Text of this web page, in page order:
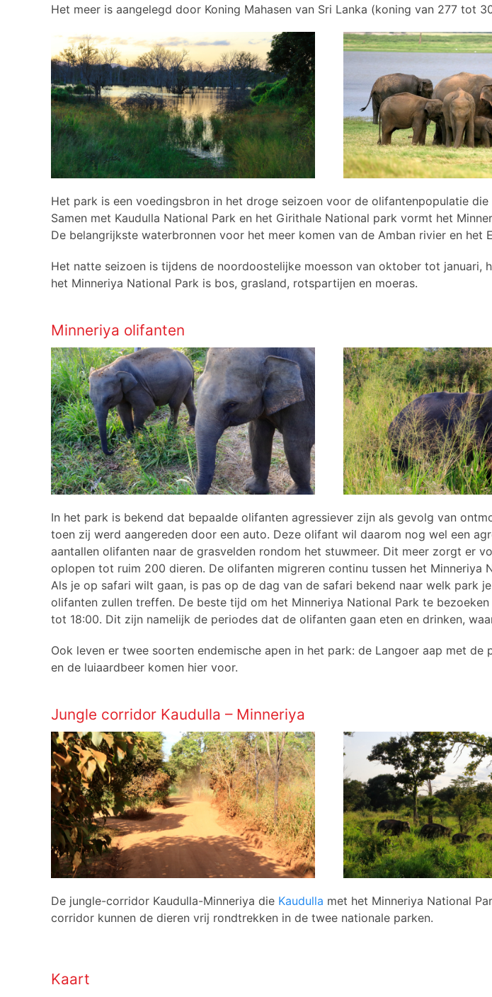
Het meer is aangelegd door Koning Mahasen van Sri Lanka (koning van 277 tot
Het park is een voedingsbron in het droge seizoen voor de olifantenpopulatie
Samen met Kaudulla National Park en het Girithale National park vormt het
De belangrijkste waterbronnen voor het meer komen van de Amban rivier en het
Het natte seizoen is tijdens de noordoostelijke moesson van oktober tot januari,
het Minneriya National Park is bos, grasland, rotspartijen en moeras.
Minneriya olifanten
In het park is bekend dat bepaalde olifanten agressiever zijn als gevolg van
toen zij werd aangereden door een auto. Deze olifant wil daarom nog wel een
aantallen olifanten naar de grasvelden rondom het stuwmeer. Dit meer zorgt er
oplopen tot ruim 200 dieren. De olifanten migreren continu tussen het Minneriya
Als je op safari wilt gaan, is pas op de dag van de safari bekend naar welk park
olifanten zullen treffen. De beste tijd om het Minneriya National Park te
tot 18:00. Dit zijn namelijk de periodes dat de olifanten gaan eten en drinken,
Ook leven er twee soorten endemische apen in het park: de Langoer aap met
en de luiaardbeer komen hier voor.
Jungle corridor Kaudulla – Minneriya
De jungle-corridor Kaudulla-Minneriya die Kaudulla met het Minneriya National
corridor kunnen de dieren vrij rondtrekken in de twee nationale parken.
Kaart